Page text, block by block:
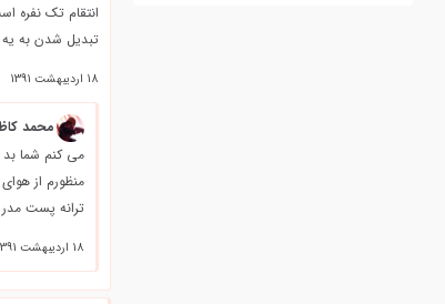
انتقام تک نفره
تبدیل شدن به یه
18 اردیبهشت 1391
محمد
می کنم شما
منظورم از
ترانه پست
18 اردیبهشت 1391